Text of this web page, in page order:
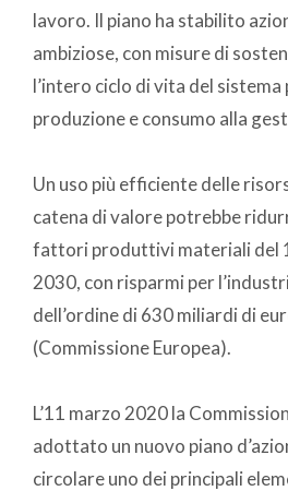
lavoro. Il piano ha stabilito
ambiziose, con misure di
l’intero ciclo di vita del
produzione e consumo alla
Un uso più efficiente delle
catena di valore potrebbe
fattori produttivi materiali del
2030, con risparmi per
dell’ordine di 630 miliardi di
(Commissione Europea).
L’11 marzo 2020 la
adottato un nuovo piano
circolareuno dei principali